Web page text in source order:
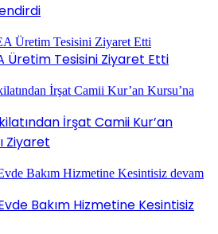
Üretim Tesisini Ziyaret Etti
İrşat Camii Kur’an
Ziyaret
Bakım Hizmetine Kesintisiz